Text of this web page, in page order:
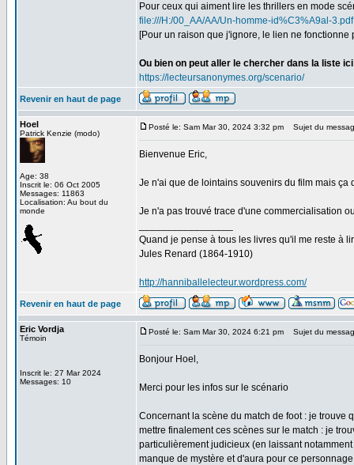
Pour ceux qui aiment lire les thrillers en mode
file:///H:/00_AA/AA/Un-homme-id%C3%A9al-3.pdf
[Pour un raison que j'ignore, le lien ne
Ou bien on peut aller le chercher dans la liste
https://lecteursanonymes.org/scenario/
Revenir en haut de page
Hoel
Patrick Kenzie (modo)
Age: 38
Inscrit le: 06 Oct 2005
Messages: 11863
Localisation: Au bout du
monde
Posté le: Sam Mar 30, 2024 3:32 pm Sujet du
Bienvenue Eric,
Je n'ai que de lointains souvenirs du film mais
Je n'a pas trouvé trace d'une commercialisation
Quand je pense à tous les livres qu'il me reste à
Jules Renard (1864-1910)
http://hanniballelecteur.wordpress.com/
Revenir en haut de page
Eric Vordja
Témoin
Inscrit le: 27 Mar 2024
Messages: 10
Posté le: Sam Mar 30, 2024 6:21 pm Sujet du
Bonjour Hoel,
Merci pour les infos sur le scénario
Concernant la scène du match de foot : je trouve
mettre finalement ces scènes sur le match : je
particulièrement judicieux (en laissant
manque de mystère et d'aura pour ce